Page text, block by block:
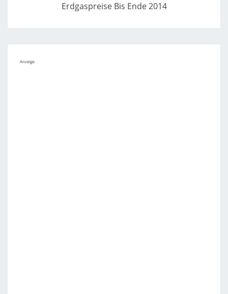
Erdgaspreise Bis Ende 2014
Anzeige: